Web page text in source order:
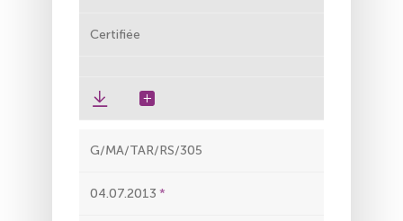
Certifiée
G/MA/TAR/RS/305
04.07.2013